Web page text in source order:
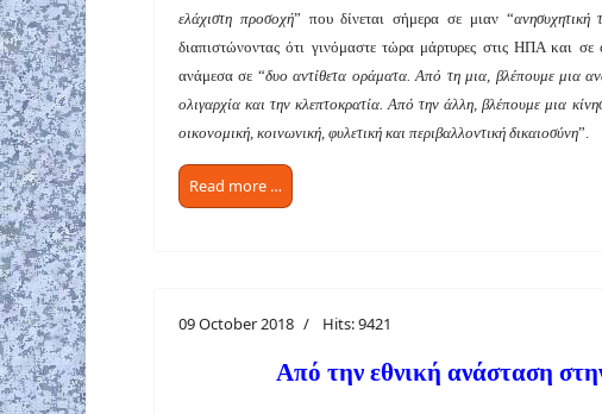
ελάχιστη προσοχή” που δίνεται σήμερα σε μιαν “ανησυχητική
διαπιστώνοντας ότι γινόμαστε τώρα μάρτυρες στις ΗΠΑ και
ανάμεσα σε “δυοαντίθετα οράματα. Από τη μια, βλέπουμε μια
ολιγαρχία και την κλεπτοκρατία. Από την άλλη, βλέπουμεμια
οικονομική, κοινωνική, φυλετική και περιβαλλοντική δικαιοσύνη”.
Read more …
09 October 2018 Hits: 9421
Από την εθνική ανάσταση